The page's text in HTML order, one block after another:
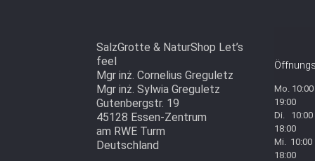
SalzGrotte & NaturShop Let’s
feel
Mgr inż. Cornelius Greguletz
Mgr inż. Sylwia Greguletz
Gutenbergstr. 19
45128 Essen-Zentrum
am RWE Turm
Deutschland
Mo.
19:00
Di. 10:00
18:00
Mi. 10:00
18:00